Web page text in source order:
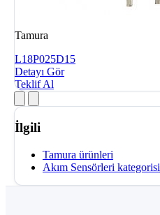
Tamura
L18P025D15
Detayı Gör
Teklif Al
İlgili
Tamura ürünleri
Akım Sensörleri kategorisi